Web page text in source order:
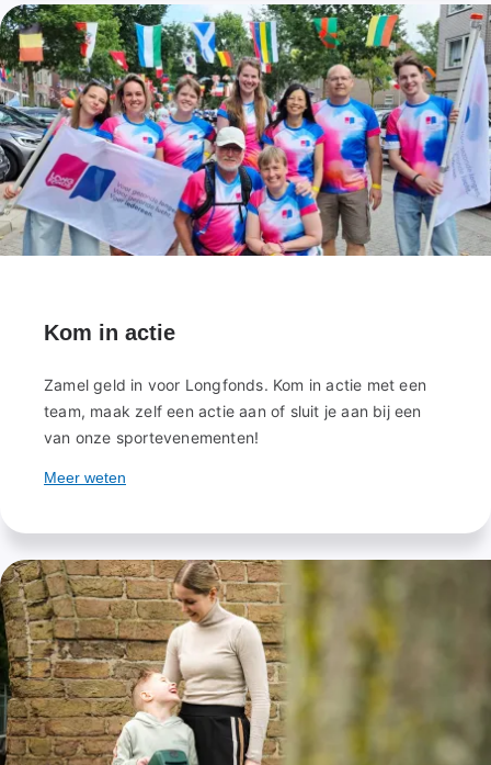
Kom in actie
Zamel geld in voor Longfonds. Kom in actie met een
team, maak zelf een actie aan of sluit je aan bij een
van onze sportevenementen!
Meer weten